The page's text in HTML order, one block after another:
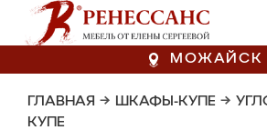
МОЖАЙСК
ГЛАВНАЯ → ШКАФЫ-КУПЕ →
КУПЕ